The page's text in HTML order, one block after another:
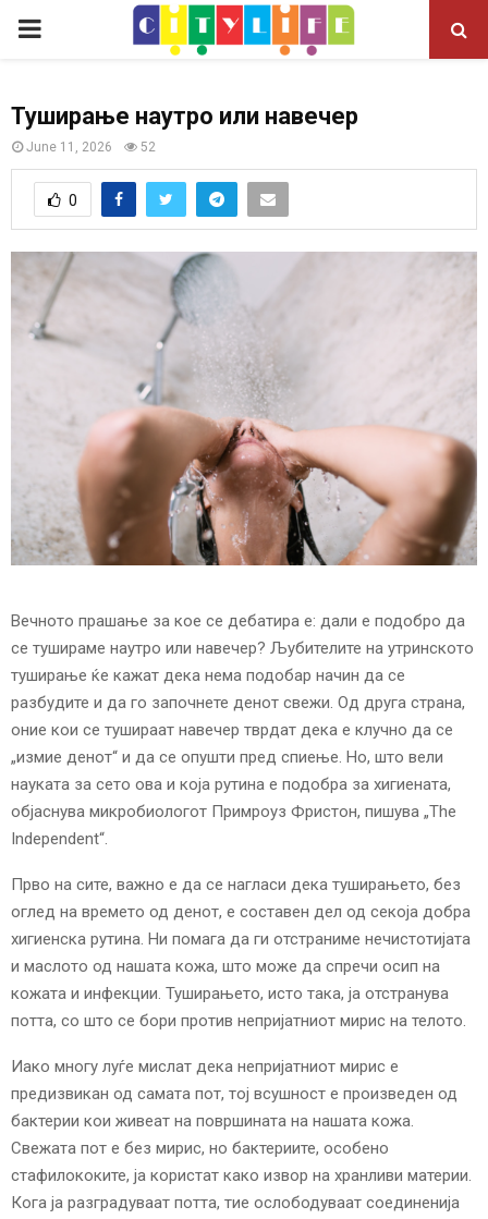
P
I
A
R
E
N
U
Туширање наутро или навечер
June 11, 2026 52
0
Вечното прашање за кое се дебатира е: дали е подобро да
се тушираме наутро или навечер? Љубителите на утринското
туширање ќе кажат дека нема подобар начин да се
разбудите и да го започнете денот свежи. Од друга страна,
оние кои се тушираат навечер тврдат дека е клучно да се
„измие денот“ и да се опушти пред спиење. Но, што вели
науката за сето ова и која рутина е подобра за хигиената,
објаснува микробиологот Примроуз Фристон, пишува „The
Independent“.
Прво на сите, важно е да се нагласи дека туширањето, без
оглед на времето од денот, е составен дел од секоја добра
хигиенска рутина. Ни помага да ги отстраниме нечистотијата
и маслото од нашата кожа, што може да спречи осип на
кожата и инфекции. Туширањето, исто така, ја отстранува
потта, со што се бори против непријатниот мирис на телото.
Иако многу луѓе мислат дека непријатниот мирис е
предизвикан од самата пот, тој всушност е произведен од
бактерии кои живеат на површината на нашата кожа.
Свежата пот е без мирис, но бактериите, особено
стафилококите, ја користат како извор на хранливи материи.
Кога ја разградуваат потта, тие ослободуваат соединенија